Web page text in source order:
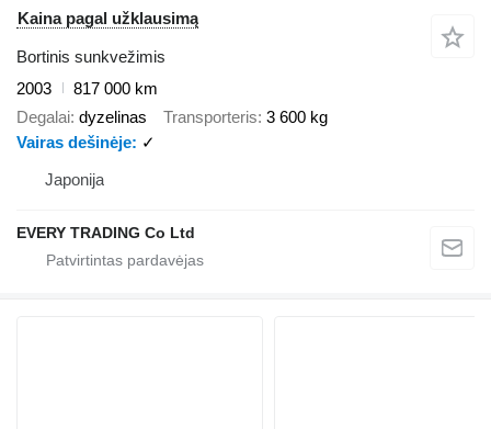
Kaina pagal užklausimą
Bortinis sunkvežimis
2003
817 000 km
Degalai dyzelinas Transporteris 3 600 kg
Vairas dešinėje
✓
Japonija
EVERY TRADING Co Ltd